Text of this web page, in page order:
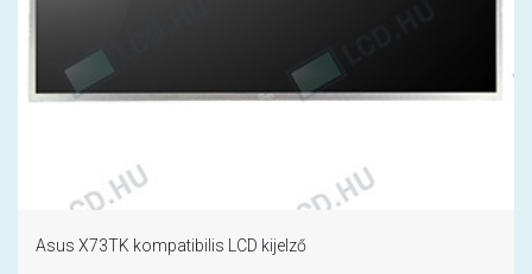
Asus X73TK kompatibilis LCD kijelző